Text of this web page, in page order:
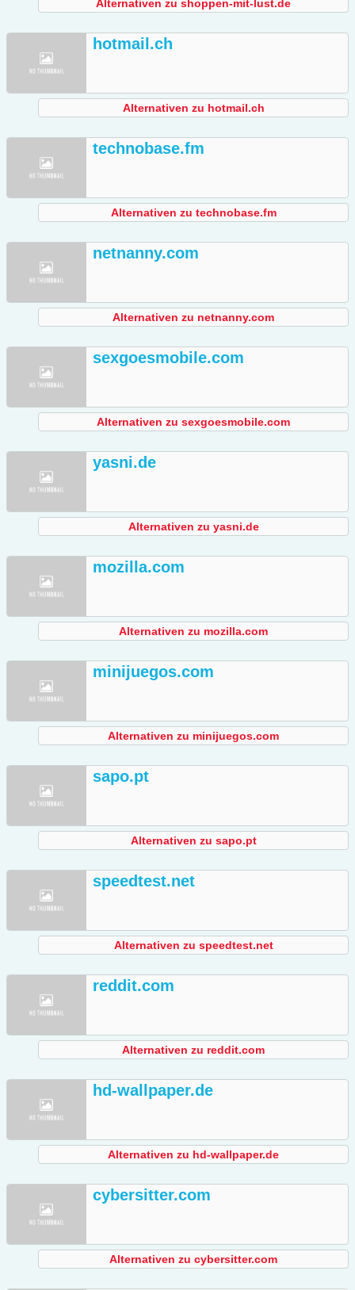
Alternativen zu shoppen-mit-lust.de
hotmail.ch
Alternativen zu hotmail.ch
technobase.fm
Alternativen zu technobase.fm
netnanny.com
Alternativen zu netnanny.com
sexgoesmobile.com
Alternativen zu sexgoesmobile.com
yasni.de
Alternativen zu yasni.de
mozilla.com
Alternativen zu mozilla.com
minijuegos.com
Alternativen zu minijuegos.com
sapo.pt
Alternativen zu sapo.pt
speedtest.net
Alternativen zu speedtest.net
reddit.com
Alternativen zu reddit.com
hd-wallpaper.de
Alternativen zu hd-wallpaper.de
cybersitter.com
Alternativen zu cybersitter.com